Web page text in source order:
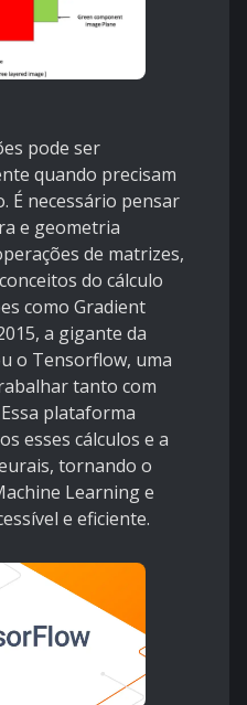
pode ser
quando precisam
É necessário pensar
e geometria
de matrizes,
do cálculo
como Gradient
a gigante da
o Tensorflow, uma
tanto com
plataforma
esses cálculos e a
tornando o
Learning e
e eficiente.